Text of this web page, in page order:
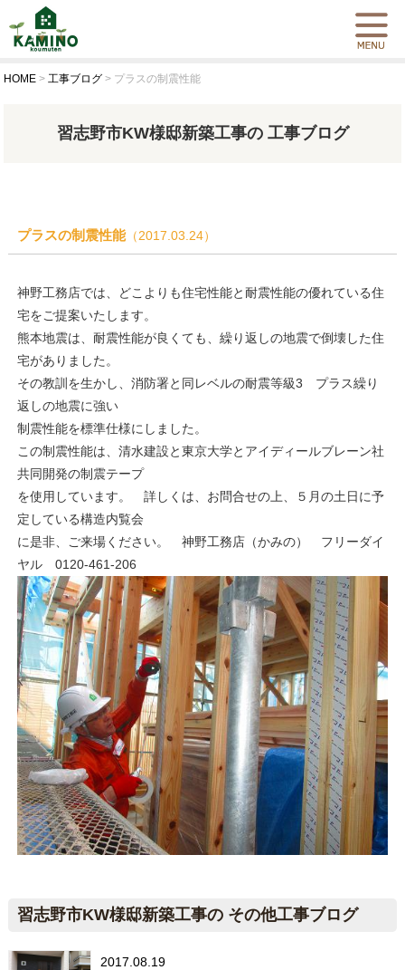
HOME >工事ブログ > プラスの制震性能
習志野市KW様邸新築工事の 工事ブログ
プラスの制震性能（2017.03.24）
神野工務店では、どこよりも住宅性能と耐震性能の優れている住
宅をご提案いたします。
熊本地震は、耐震性能が良くても、繰り返しの地震で倒壊した住
宅がありました。
その教訓を生かし、消防署と同レベルの耐震等級3 プラス繰り
返しの地震に強い
制震性能を標準仕様にしました。
この制震性能は、清水建設と東京大学とアイディールブレーン社
共同開発の制震テープ
を使用しています。 詳しくは、お問合せの上、５月の土日に予
定している構造内覧会
に是非、ご来場ください。 神野工務店（かみの） フリーダイ
ヤル 0120-461-206
習志野市KW様邸新築工事の その他工事ブログ
2017.08.19